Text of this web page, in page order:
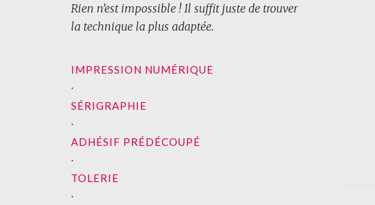
Rien n’est impossible ! Il suffit juste de trouver
la technique la plus adaptée.
IMPRESSION NUMÉRIQUE
∙
SÉRIGRAPHIE
∙
ADHÉSIF PRÉDÉCOUPÉ
∙
TOLERIE
∙